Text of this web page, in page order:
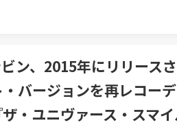
ン、2015年にリリース
バージョンを再レコー
・ユニヴァース・スマ